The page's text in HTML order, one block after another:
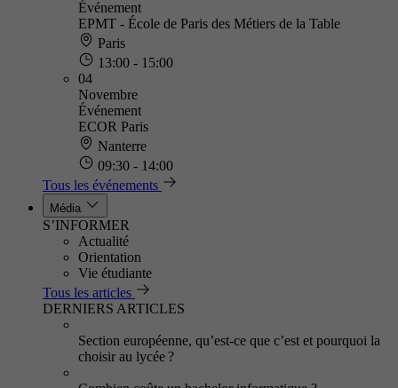
Événement
EPMT - École de Paris des Métiers de la Table
Paris
13:00 - 15:00
04
Novembre
Événement
ECOR Paris
Nanterre
09:30 - 14:00
Tous les événements
Média
S’INFORMER
Actualité
Orientation
Vie étudiante
Tous les articles
DERNIERS ARTICLES
Section européenne, qu’est-ce que c’est et pourquoi la
choisir au lycée ?